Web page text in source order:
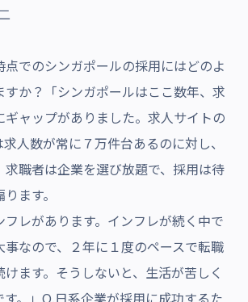
でのシンガポールの採用にはどのよ
すか？「シンガポールはここ数年、求
ギャップがありました。求人サイトの
人数が常に７万件台あるのに対し、
職者は企業を選び放題で、採用は待
ます。
フレがあります。インフレが続く中で
事なので、２年に１度のペースで転職
けます。そうしないと、生活が苦しく
。」Q.日系企業が採用に成功するた